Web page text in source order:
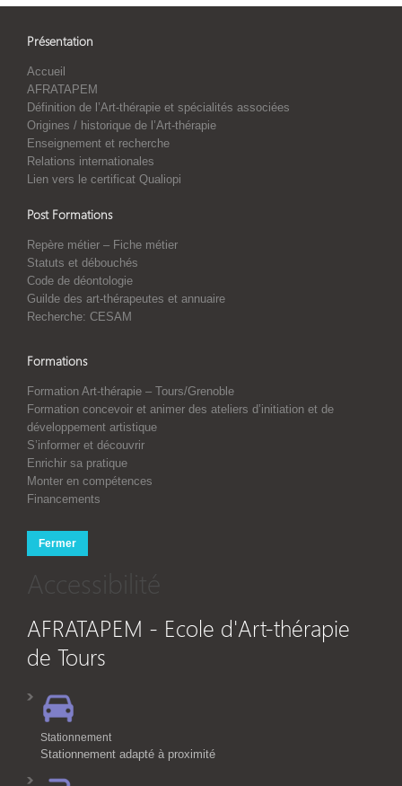
Présentation
Accueil
AFRATAPEM
Définition de l’Art-thérapie et spécialités associées
Origines / historique de l’Art-thérapie
Enseignement et recherche
Relations internationales
Lien vers le certificat Qualiopi
Post Formations
Repère métier – Fiche métier
Statuts et débouchés
Code de déontologie
Guilde des art-thérapeutes et annuaire
Recherche: CESAM
Formations
Formation Art-thérapie – Tours/Grenoble
Formation concevoir et animer des ateliers d’initiation et de
développement artistique
S’informer et découvrir
Enrichir sa pratique
Monter en compétences
Financements
Fermer
Accessibilité
AFRATAPEM - Ecole d'Art-thérapie
de Tours
Stationnement
Stationnement adapté à proximité